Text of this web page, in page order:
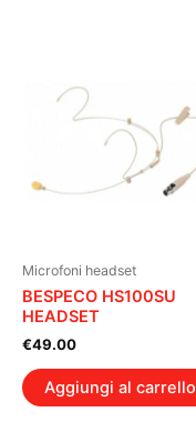
Microfoni headset
BESPECO HS100SU
HEADSET
€49.00
Aggiungi al carrello